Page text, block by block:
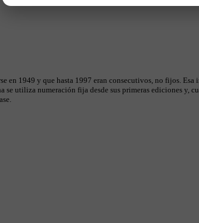
en 1949 y que hasta 1997 eran consecutivos, no fijos.
utiliza numeración fija desde sus primeras ediciones y,